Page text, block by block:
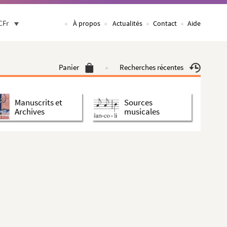
À propos Actualités Contact Aide
Panier Recherches récentes
Manuscrits et
Archives
Sources
musicales